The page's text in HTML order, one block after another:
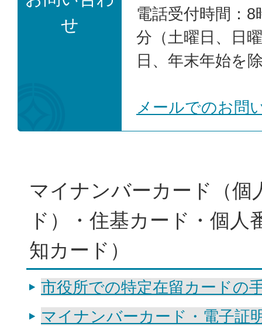
せ
電話受付時間：
分（土曜日、日
日、年末年始を
メールでのお問
マイナンバーカード（個
ド）・住基カード・個人
知カード）
市役所での特定在留カードの
マイナンバーカード・電子証